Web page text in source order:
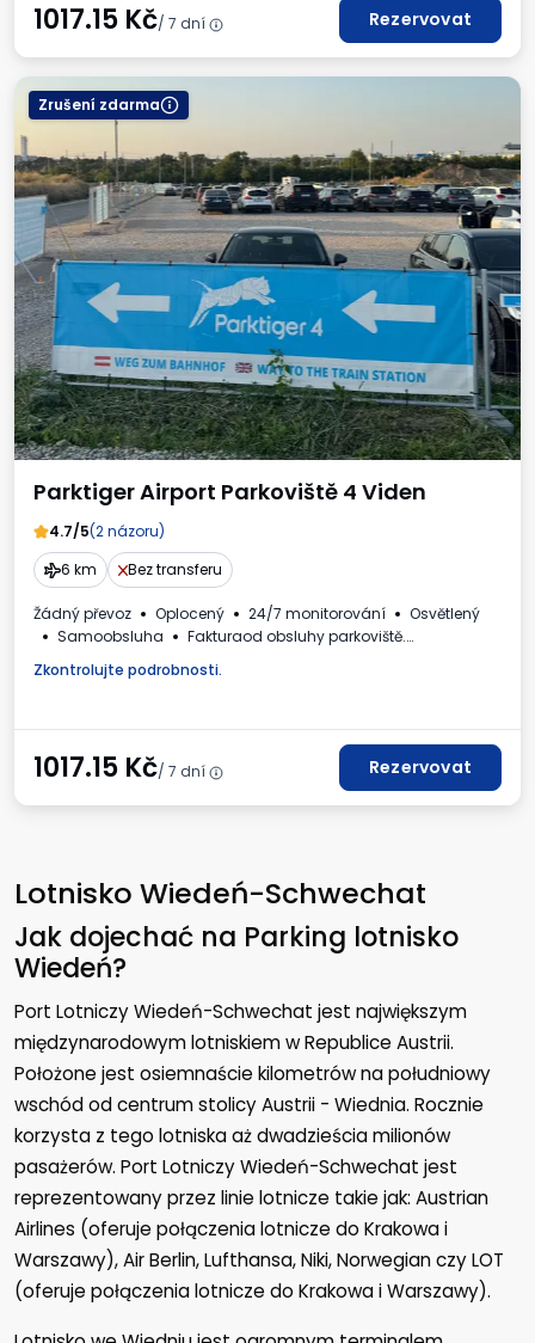
1017.15 Kč/ 7 dní Rezervovat
Zrušení zdarma
Parktiger Airport Parkoviště 4 Viden
4.7/5(2 názoru)
6 km
Bez transferu
Žádný převoz Oplocený 24/7 monitorování
Osvětlený
Samoobsluha
Fakturaod obsluhy parkoviště.
Zkontrolujte podrobnosti.
1017.15 Kč/ 7 dní Rezervovat
Lotnisko Wiedeń-Schwechat
Jak dojechać na Parking lotnisko
Wiedeń?
Port Lotniczy Wiedeń-Schwechat jest największym
międzynarodowym lotniskiem w Republice Austrii.
Położone jest osiemnaście kilometrów na południowy
wschód od centrum stolicy Austrii - Wiednia. Rocznie
korzysta z tego lotniska aż dwadzieścia milionów
pasażerów. Port Lotniczy Wiedeń-Schwechat jest
reprezentowany przez linie lotnicze takie jak: Austrian
Airlines (oferuje połączenia lotnicze do Krakowa i
Warszawy), Air Berlin, Lufthansa, Niki, Norwegian czy LOT
(oferuje połączenia lotnicze do Krakowa i Warszawy).